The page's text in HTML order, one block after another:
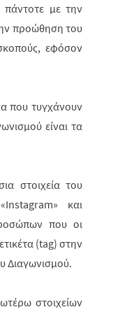
με την
προώθηση του
εφόσον
που τυγχάνουν
είναι τα
στοιχεία του
Instagram» και
που οι
(tag) στην
Διαγωνισμού.
στοιχείων